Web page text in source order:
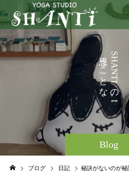
Blog
S
H
A
N
T
I
の
。
う
こ
と
な
ど
い
ブログ 日記 秘訣がないのが秘